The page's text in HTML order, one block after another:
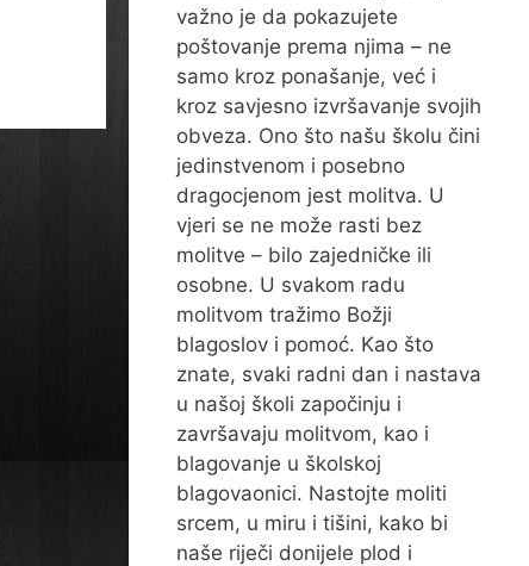
važno je da pokazujete
poštovanje prema njima – ne
samo kroz ponašanje, već i
kroz savjesno izvršavanje svojih
obveza. Ono što našu školu čini
jedinstvenom i posebno
dragocjenom jest molitva. U
vjeri se ne može rasti bez
molitve – bilo zajedničke ili
osobne. U svakom radu
molitvom tražimo Božji
blagoslov i pomoć. Kao što
znate, svaki radni dan i nastava
u našoj školi započinju i
završavaju molitvom, kao i
blagovanje u školskoj
blagovaonici. Nastojte moliti
srcem, u miru i tišini, kako bi
naše riječi donijele plod i